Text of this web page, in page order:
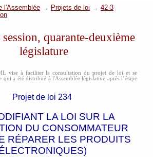
l'Assemblée → Projets de loi → 42-3
quarante-deuxième
législature
vise à faciliter la consultation du projet de loi et se
a été distribué à l'Assemblée législative après l’étape
Projet de loi 234
LA LOI SUR LA
DU CONSOMMATEUR
RÉPARER LES PRODUITS